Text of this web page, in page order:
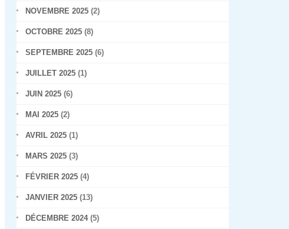
NOVEMBRE 2025 (2)
OCTOBRE 2025 (8)
SEPTEMBRE 2025 (6)
JUILLET 2025 (1)
JUIN 2025 (6)
MAI 2025 (2)
AVRIL 2025 (1)
MARS 2025 (3)
FÉVRIER 2025 (4)
JANVIER 2025 (13)
DÉCEMBRE 2024(5)